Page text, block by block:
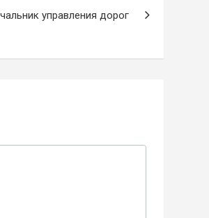
управления дорог